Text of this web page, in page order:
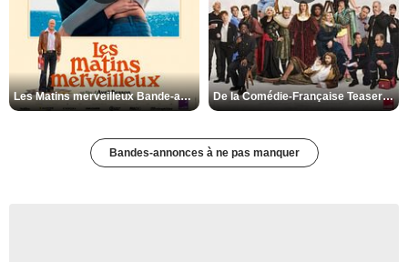
Les Matins merveilleux Bande-annonce VF De la Comédie-Française Teaser VF
Bandes-annonces à ne pas manquer